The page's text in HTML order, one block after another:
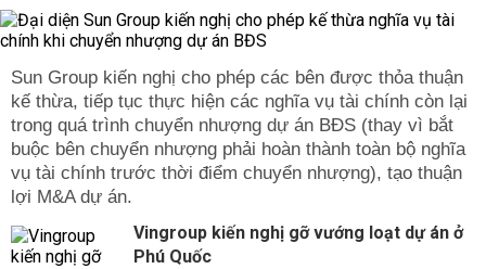
Sun Group kiến nghị cho phép các bên được thỏa thuận
kế thừa, tiếp tục thực hiện các nghĩa vụ tài chính còn lại
trong quá trình chuyển nhượng dự án BĐS (thay vì bắt
buộc bên chuyển nhượng phải hoàn thành toàn bộ nghĩa
vụ tài chính trước thời điểm chuyển nhượng), tạo thuận
lợi M&A dự án.
Vingroup kiến nghị gỡ vướng loạt dự án ở
Phú Quốc